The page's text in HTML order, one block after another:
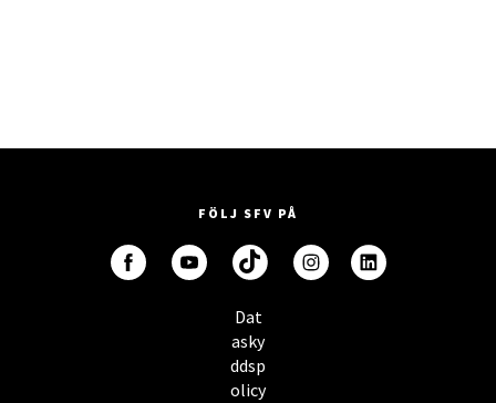
FÖLJ SFV PÅ
Dat
asky
ddsp
olicy